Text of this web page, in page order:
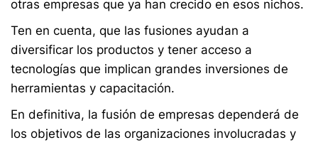
otras empresas que ya han crecido en esos nichos.
Ten en cuenta, que las fusiones ayudan a
diversificar los productos y tener acceso a
tecnologías que implican grandes inversiones de
herramientas y capacitación.
En definitiva, la fusión de empresas dependerá de
los objetivos de las organizaciones involucradas y